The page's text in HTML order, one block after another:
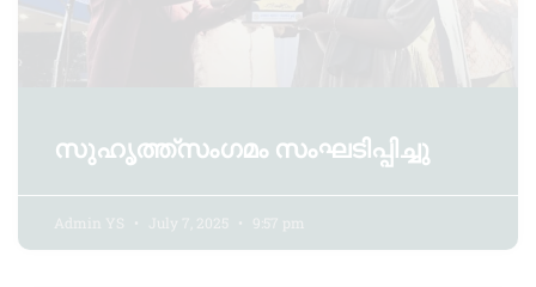
സുഹൃത്ത്സംഗമം സംഘടിപ്പിച്ചു
Admin YS July 7, 2025 9:57 pm